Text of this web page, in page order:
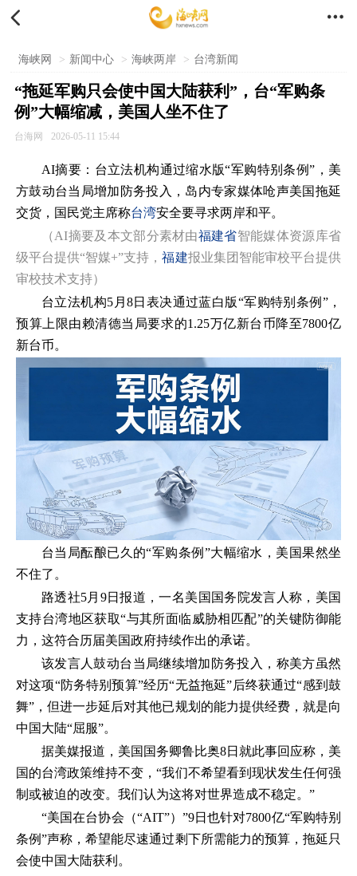
 
海峡网 > 新闻中心 > 海峡两岸 > 台湾新闻
“拖延军购只会使中国大陆获利”，台“军购条
例”大幅缩减，美国人坐不住了
台海网 2026-05-11 15:44
AI摘要：台立法机构通过缩水版“军购特别条例”，美
方鼓动台当局增加防务投入，岛内专家媒体呛声美国拖延
交货，国民党主席称台湾安全要寻求两岸和平。
（AI摘要及本文部分素材由福建省智能媒体资源库省
级平台提供“智媒+”支持，福建报业集团智能审校平台提供
审校技术支持）
台立法机构5月8日表决通过蓝白版“军购特别条例”，
预算上限由赖清德当局要求的1.25万亿新台币降至7800亿
新台币。
台当局酝酿已久的“军购条例”大幅缩水，美国果然坐
不住了。
路透社5月9日报道，一名美国国务院发言人称，美国
支持台湾地区获取“与其所面临威胁相匹配”的关键防御能
力，这符合历届美国政府持续作出的承诺。
该发言人鼓动台当局继续增加防务投入，称美方虽然
对这项“防务特别预算”经历“无益拖延”后终获通过“感到鼓
舞”，但进一步延后对其他已规划的能力提供经费，就是向
中国大陆“屈服”。
据美媒报道，美国国务卿鲁比奥8日就此事回应称，美
国的台湾政策维持不变，“我们不希望看到现状发生任何强
制或被迫的改变。我们认为这将对世界造成不稳定。”
“美国在台协会（“AIT”）”9日也针对7800亿“军购特别
条例”声称，希望能尽速通过剩下所需能力的预算，拖延只
会使中国大陆获利。